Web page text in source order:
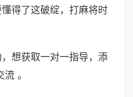
得了这破绽，打麻将时
想获取一对一指导，添
。